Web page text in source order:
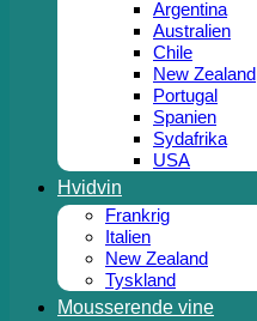
Argentina
Australien
Chile
New Zealand
Portugal
Spanien
Sydafrika
USA
Hvidvin
Frankrig
Italien
New Zealand
Tyskland
Mousserende vine